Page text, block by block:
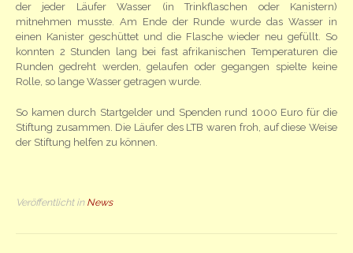
der jeder Läufer Wasser (in Trinkflaschen oder Kanistern)
mitnehmen musste. Am Ende der Runde wurde das Wasser in
einen Kanister geschüttet und die Flasche wieder neu gefüllt. So
konnten 2 Stunden lang bei fast afrikanischen Temperaturen die
Runden gedreht werden, gelaufen oder gegangen spielte keine
Rolle, so lange Wasser getragen wurde.
So kamen durch Startgelder und Spenden rund 1000 Euro für die
Stiftung zusammen. Die Läufer des LTB waren froh, auf diese Weise
der Stiftung helfen zu können.
Veröffentlicht in News